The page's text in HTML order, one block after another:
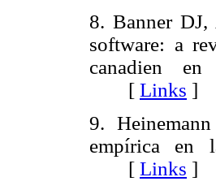
8. Banner DJ,
software: a
canadien en
[ Links ]
9.
empírica en
[ Links ]